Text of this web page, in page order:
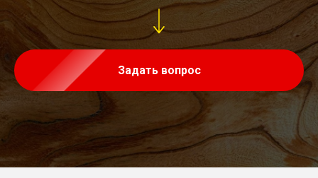
Задать вопрос